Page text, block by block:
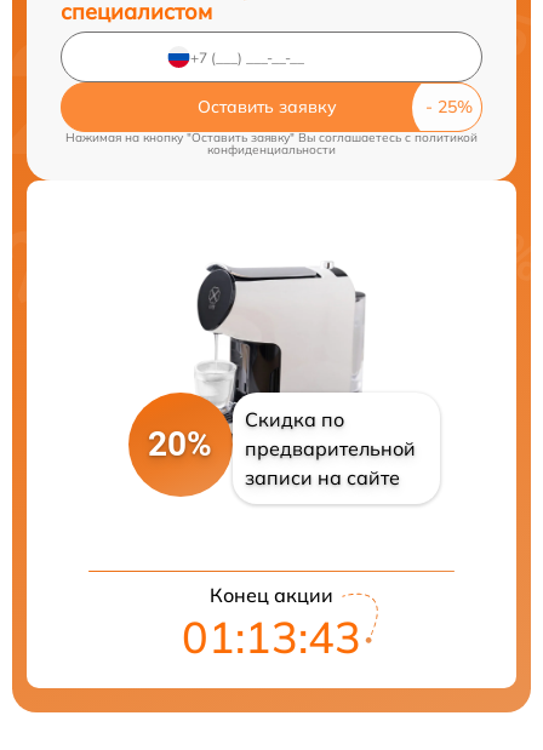
специалистом
Оставить заявку
Нажимая на кнопку "Оставить заявку" Вы соглашаетесь cполитикой
конфиденциальности
20%
Скидка по
предварительной
записи на сайте
Конец акции
01:13:42